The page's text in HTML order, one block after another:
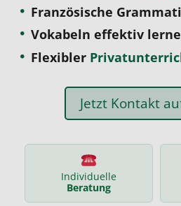
Französische
Vokabeln effektiv
Flexibler
Jetzt Kontakt
Individuelle
Beratung